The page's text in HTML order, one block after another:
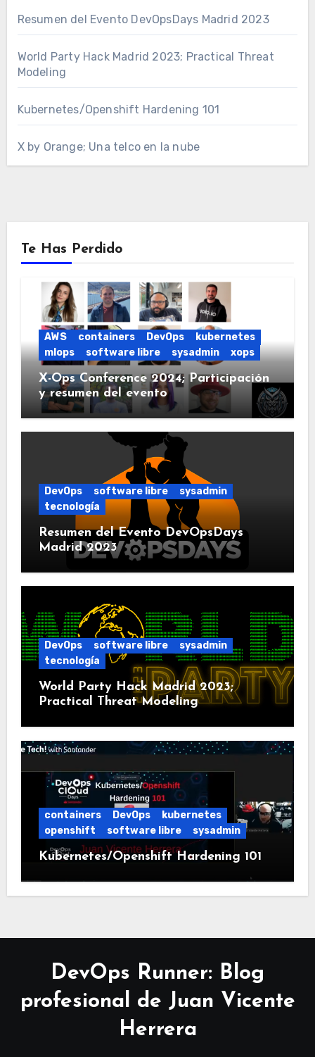
Resumen del Evento DevOpsDays Madrid 2023
World Party Hack Madrid 2023; Practical Threat
Modeling
Kubernetes/Openshift Hardening 101
X by Orange; Una telco en la nube
Te Has Perdido
AWS containers DevOps
kubernetes
mlops
software libre sysadmin xops
X-Ops Conference 2024; Participación
y resumen del evento
DevOps software libre
sysadmin
tecnología
Resumen del Evento DevOpsDays
Madrid 2023
DevOps software libre
sysadmin
tecnología
World Party Hack Madrid 2023;
Practical Threat Modeling
containers DevOps
kubernetes
openshift
software libre sysadmin
Kubernetes/Openshift Hardening 101
DevOps Runner: Blog
profesional de Juan Vicente
Herrera